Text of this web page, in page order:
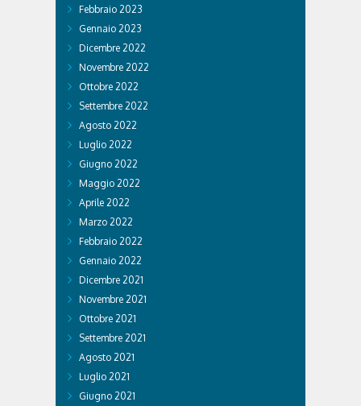
Febbraio 2023
Gennaio 2023
Dicembre 2022
Novembre 2022
Ottobre 2022
Settembre 2022
Agosto 2022
Luglio 2022
Giugno 2022
Maggio 2022
Aprile 2022
Marzo 2022
Febbraio 2022
Gennaio 2022
Dicembre 2021
Novembre 2021
Ottobre 2021
Settembre 2021
Agosto 2021
Luglio 2021
Giugno 2021